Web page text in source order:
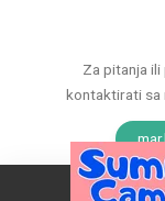
Za pitanja
kontaktirati sa
Naš vebsajt